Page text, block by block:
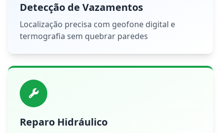
Detecção de Vazamentos
Localização precisa com geofone digital e
termografia sem quebrar paredes
Reparo Hidráulico